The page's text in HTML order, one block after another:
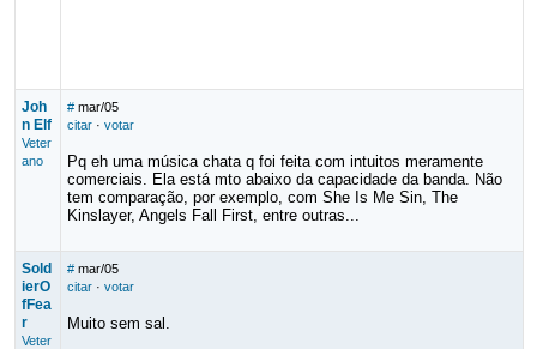
Joh
n Elf
Veter
ano
# mar/05
citar· votar
Pq eh uma música chata q foi feita com intuitos meramente
comerciais. Ela está mto abaixo da capacidade da banda. Não
tem comparação, por exemplo, com She Is Me Sin, The
Kinslayer, Angels Fall First, entre outras...
Sold
ierO
fFea
r
Veter
# mar/05
citar· votar
Muito sem sal.